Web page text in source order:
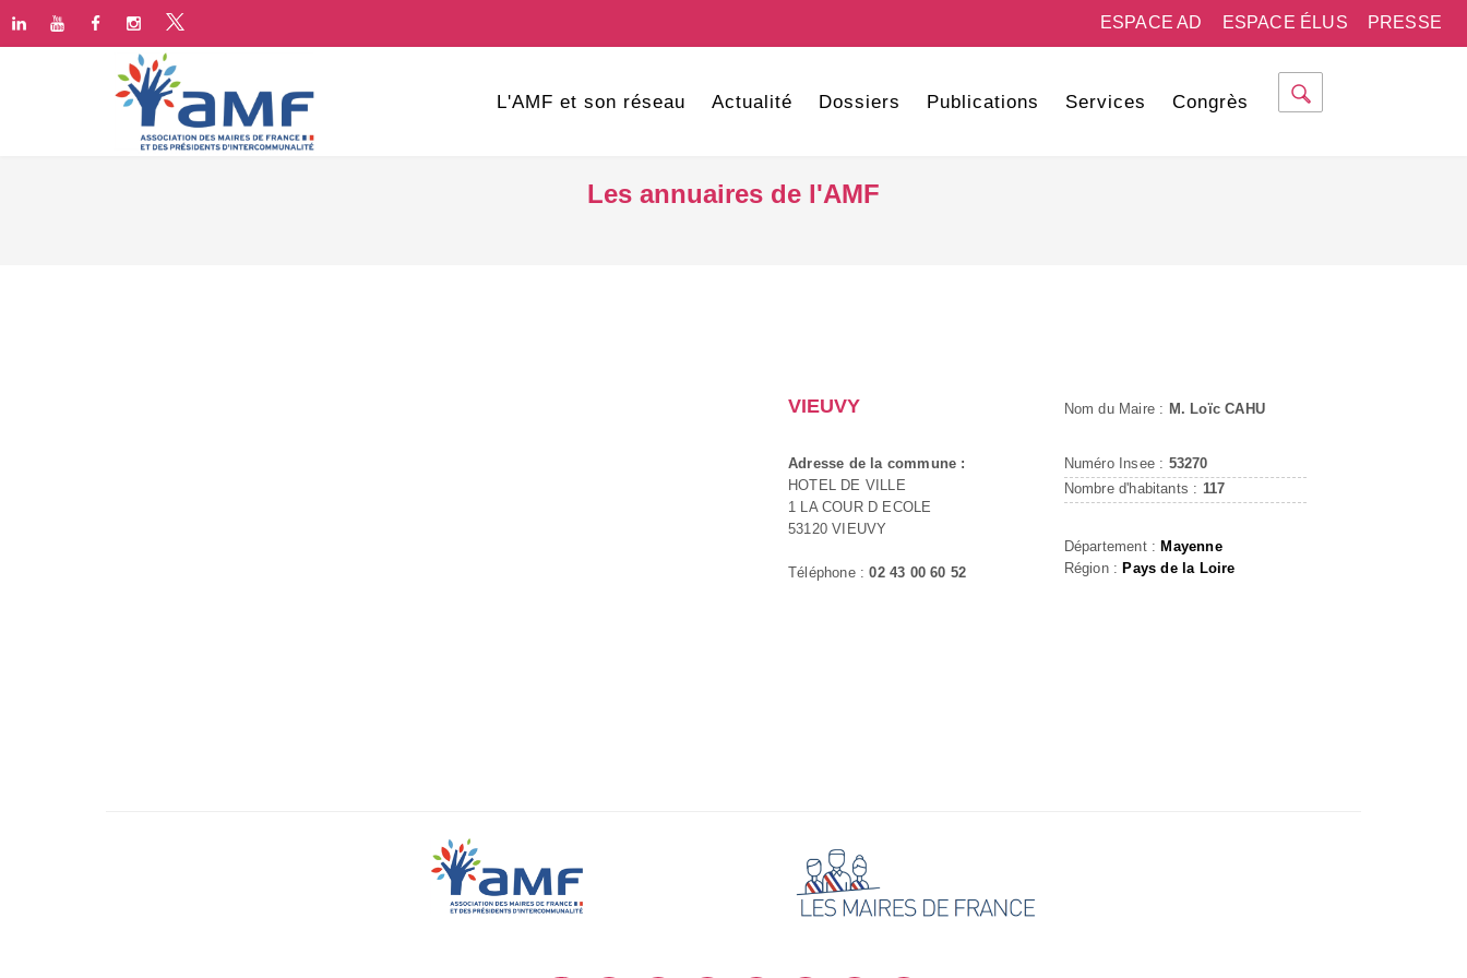
PRESSE
ESPACE ÉLUS
ESPACE AD
L'AMF et son réseau Actualité Dossiers Publications Services Congrès
Les annuaires de l'AMF
VIEUVY
Adresse de la commune :
HOTEL DE VILLE
1 LA COUR D ECOLE
53120 VIEUVY
Téléphone :02 43 00 60 52
Nom du Maire : M. Loïc CAHU
Numéro Insee : 53270
Nombre d'habitants : 117
Département : Mayenne
Région : Pays de la Loire